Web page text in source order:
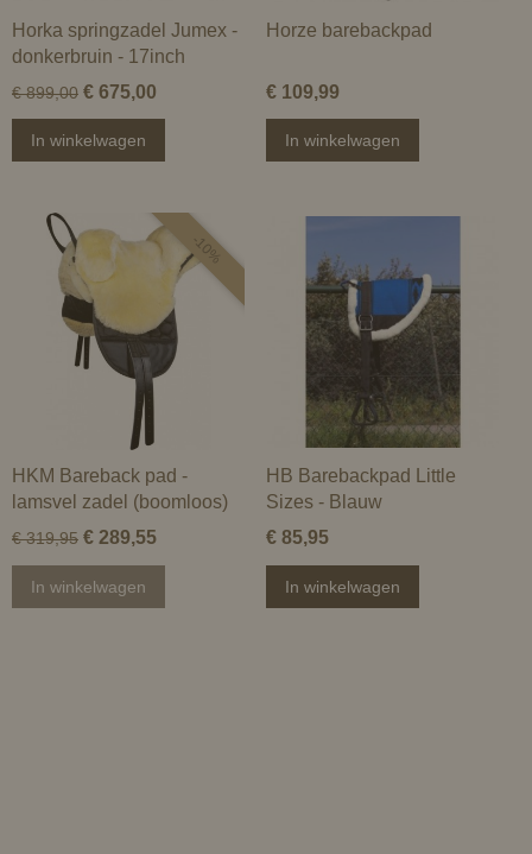
Horka springzadel Jumex -
donkerbruin - 17inch
€ 899,00 € 675,00
In winkelwagen
Horze barebackpad
€ 109,99
In winkelwagen
-10%
HKM Bareback pad -
lamsvel zadel (boomloos)
€ 319,95 € 289,55
In winkelwagen
HB Barebackpad Little
Sizes - Blauw
€ 85,95
In winkelwagen